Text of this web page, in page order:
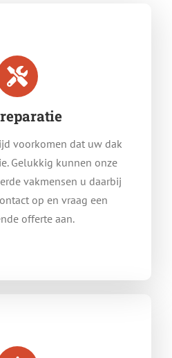
voorkomen dat uw dak
Gelukkig kunnen onze
vakmensen u daarbij
op en vraag een
offerte aan.